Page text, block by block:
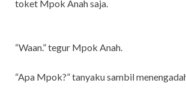
toket Mpok Anah saja.
“Waan.” tegur Mpok Anah.
“Apa Mpok?” tanyaku sambil